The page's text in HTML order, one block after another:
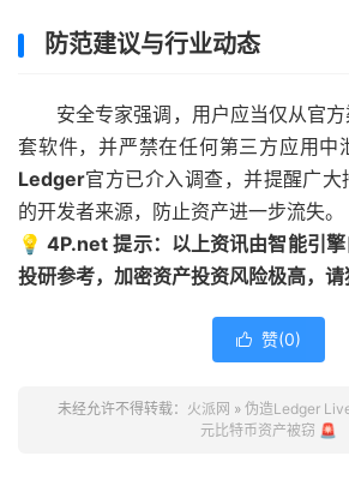
防范建议与行业动态
安全专家强调，用户应当仅从官
套软件，并严禁在任何第三方应用中
Ledger官方已介入调查，并提醒广
的开发者来源，防止资产进一步流失。
💡 4P.net 提示：以上资讯由智能引
投研参考，加密资产投资风险极高，请
 赞(0)
未经允许不得转载： 火派网 » 伪造Ledger
元比特币资产被窃 🚨